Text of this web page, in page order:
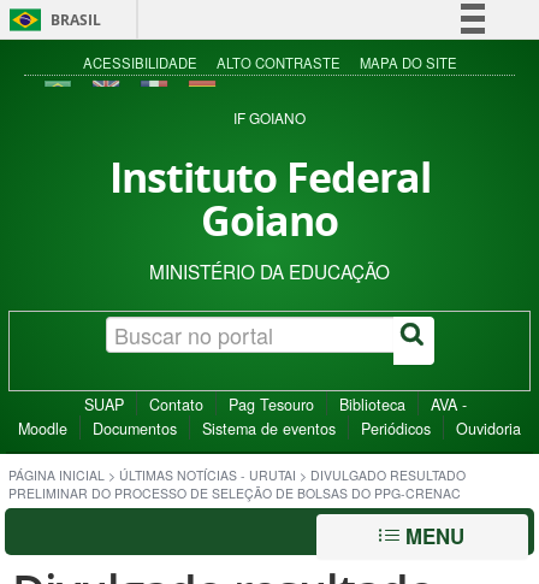
BRASIL
Simplifique!
Acesso à informação
ACESSIBILIDADE ALTO CONTRASTE MAPA DO SITE
IF GOIANO
Instituto Federal
Goiano
MINISTÉRIO DA EDUCAÇÃO
SUAP Contato Pag Tesouro Biblioteca
AVA -
Moodle
Documentos Sistema de eventos Periódicos Ouvidoria
PÁGINA INICIAL > ÚLTIMAS NOTÍCIAS - URUTAI > DIVULGADO RESULTADO
PRELIMINAR DO PROCESSO DE SELEÇÃO DE BOLSAS DO PPG-CRENAC
MENU